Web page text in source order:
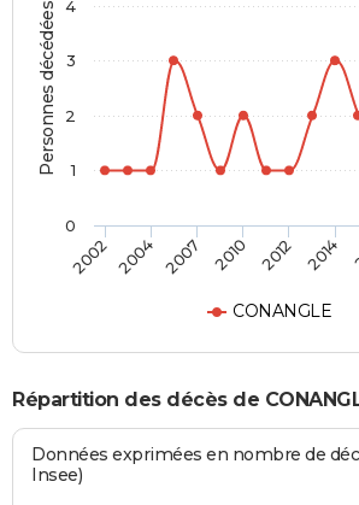
Personnes décédées
CONANGLE
2002 2004 2007 2010 2012 2014
0
1
2
3
4
Répartition des décès de
Données exprimées en nombre de
Insee)